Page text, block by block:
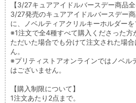
【3/27キュアアイドルバースデー商品
3/27発売のキュアアイドルバースデー
に、ノベルティアクリルキーホルダーを
※1注文で全4種すべて購入くださった
ただいた場合でも分けて注文された場
ん。
※プリティストアオンラインではノベル
はございません。
【購入制限について】
1注文あたり2点まで。